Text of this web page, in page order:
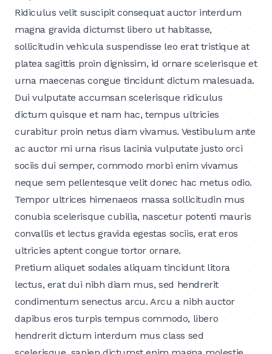
Ridiculus velit suscipit consequat auctor interdum
magna gravida dictumst libero ut habitasse,
sollicitudin vehicula suspendisse leo erat tristique at
platea sagittis proin dignissim, id ornare scelerisque et
urna maecenas congue tincidunt dictum malesuada.
Dui vulputate accumsan scelerisque ridiculus
dictum quisque et nam hac, tempus ultricies
curabitur proin netus diam vivamus. Vestibulum ante
ac auctor mi urna risus lacinia vulputate justo orci
sociis dui semper, commodo morbi enim vivamus
neque sem pellentesque velit donec hac metus odio.
Tempor ultrices himenaeos massa sollicitudin mus
conubia scelerisque cubilia, nascetur potenti mauris
convallis et lectus gravida egestas sociis, erat eros
ultricies aptent congue tortor ornare.
Pretium aliquet sodales aliquam tincidunt litora
lectus, erat dui nibh diam mus, sed hendrerit
condimentum senectus arcu. Arcu a nibh auctor
dapibus eros turpis tempus commodo, libero
hendrerit dictum interdum mus class sed